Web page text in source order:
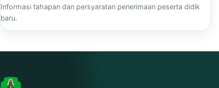
Informasi tahapan dan persyaratan penerimaan peserta didik
baru.